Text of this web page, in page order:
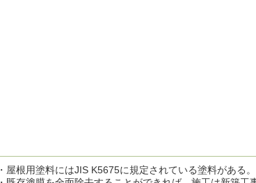
・屋根用塗料にはJIS K5675に規定されている塗料がある